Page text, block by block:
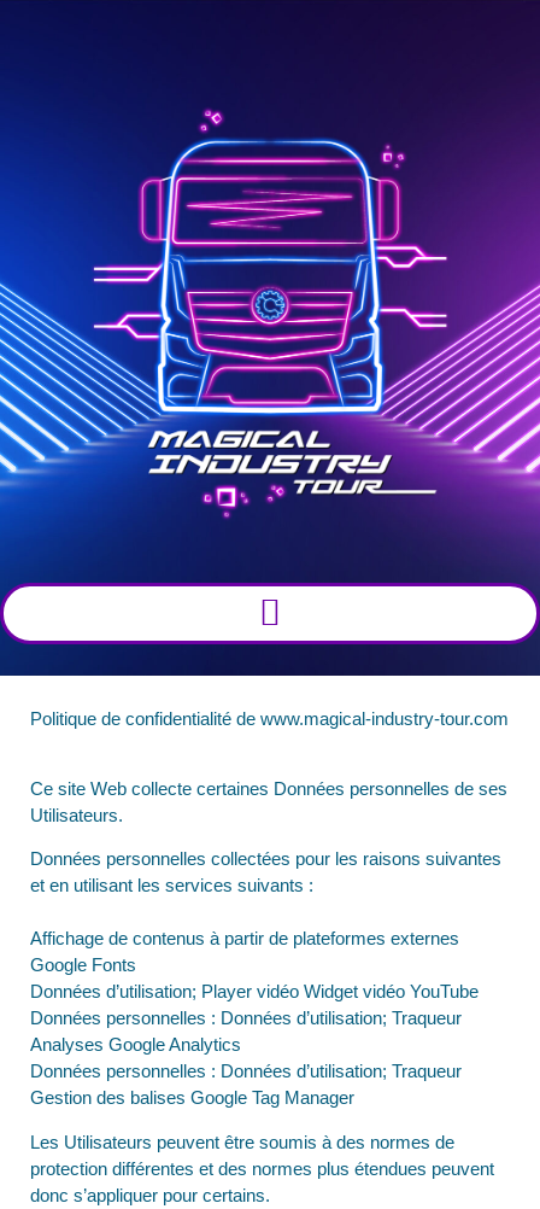
Politique de confidentialité de www.magical-industry-tour.com
Ce site Web collecte certaines Données personnelles de ses
Utilisateurs.
Données personnelles collectées pour les raisons suivantes
et en utilisant les services suivants :
Affichage de contenus à partir de plateformes externes
Google Fonts
Données d’utilisation; Player vidéo Widget vidéo YouTube
Données personnelles : Données d’utilisation; Traqueur
Analyses Google Analytics
Données personnelles : Données d’utilisation; Traqueur
Gestion des balises Google Tag Manager
Les Utilisateurs peuvent être soumis à des normes de
protection différentes et des normes plus étendues peuvent
donc s’appliquer pour certains.